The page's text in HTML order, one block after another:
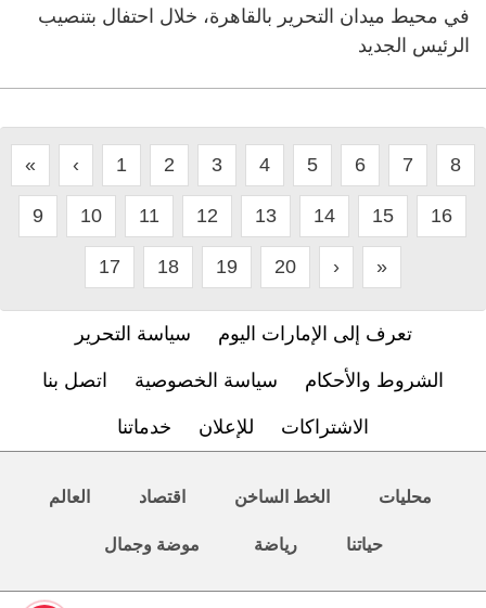
في محيط ميدان التحرير بالقاهرة، خلال احتفال بتنصيب
الرئيس الجديد
« ‹ 1 2 3 4 5 6 7 8
9 10 11 12 13 14 15 16
17 18 19 20 › »
تعرف إلى الإمارات اليوم سياسة التحرير
الشروط والأحكام سياسة الخصوصية اتصل بنا
الاشتراكات للإعلان خدماتنا
محليات الخط الساخن اقتصاد العالم
حياتنا رياضة موضة وجمال